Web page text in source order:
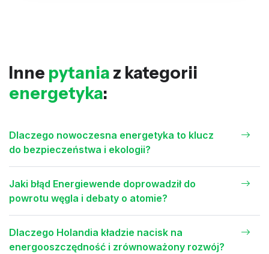
Inne pytania z kategorii
energetyka:
Dlaczego nowoczesna energetyka to klucz
do bezpieczeństwa i ekologii?
Jaki błąd Energiewende doprowadził do
powrotu węgla i debaty o atomie?
Dlaczego Holandia kładzie nacisk na
energooszczędność i zrównoważony rozwój?